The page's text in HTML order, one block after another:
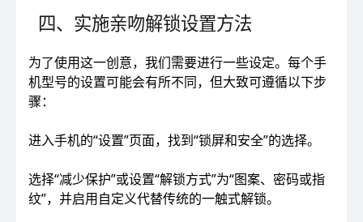
四、实施亲吻解锁设置方法
为了使用这一创意，我们需要进行一些设定。每个手
机型号的设置可能会有所不同，但大致可遵循以下步
骤：
进入手机的“设置”页面，找到“锁屏和安全”的选择。
选择“减少保护”或设置“解锁方式”为“图案、密码或指
纹”，并启用自定义代替传统的一触式解锁。